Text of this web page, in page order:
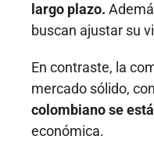
largo plazo.
buscan ajustar su
En contraste, la
mercado sólido,
colombiano se
económica.